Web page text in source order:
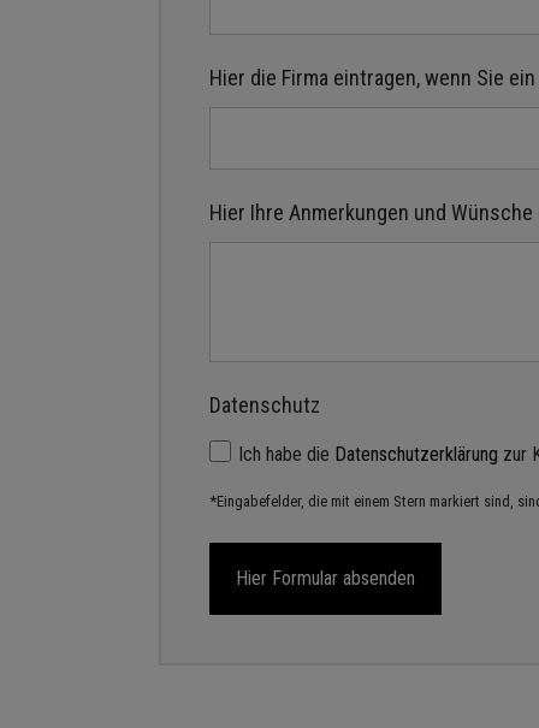
Hier die Firma eintragen, wenn Sie
Hier Ihre Anmerkungen und
Datenschutz
Ich habe die Datenschutzerklärung zur
*Eingabefelder, die mit einem Stern markiert sind,